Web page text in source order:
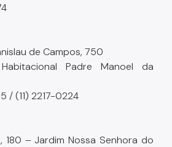
de Campos, 750
Padre Manoel da
/ (11) 2217-0224
180 – Jardim Nossa Senhora do